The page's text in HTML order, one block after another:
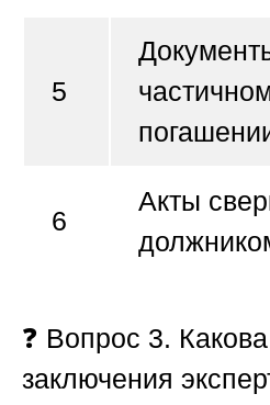
5
6
Акты
❓ Вопрос 3.
заключения